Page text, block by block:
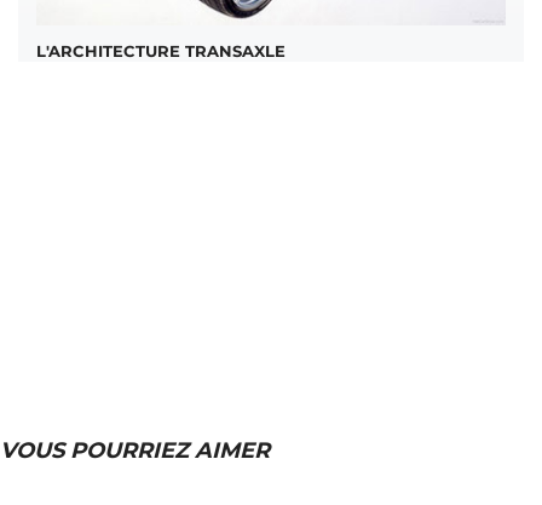
L'ARCHITECTURE TRANSAXLE
VOUS POURRIEZ AIMER